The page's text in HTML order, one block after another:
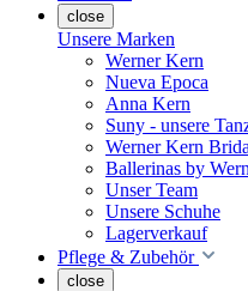
close
Unsere Marken
Werner Kern
Nueva Epoca
Anna Kern
Suny - unsere
Werner Kern
Ballerinas by
Unser Team
Unsere Schuhe
Lagerverkauf
Pflege & Zubehör
close